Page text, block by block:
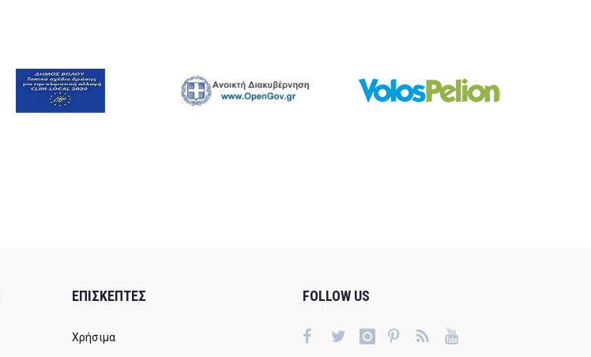
ΕΠΙΣΚΕΠΤΕΣ
Χρήσιμα
FOLLOW US